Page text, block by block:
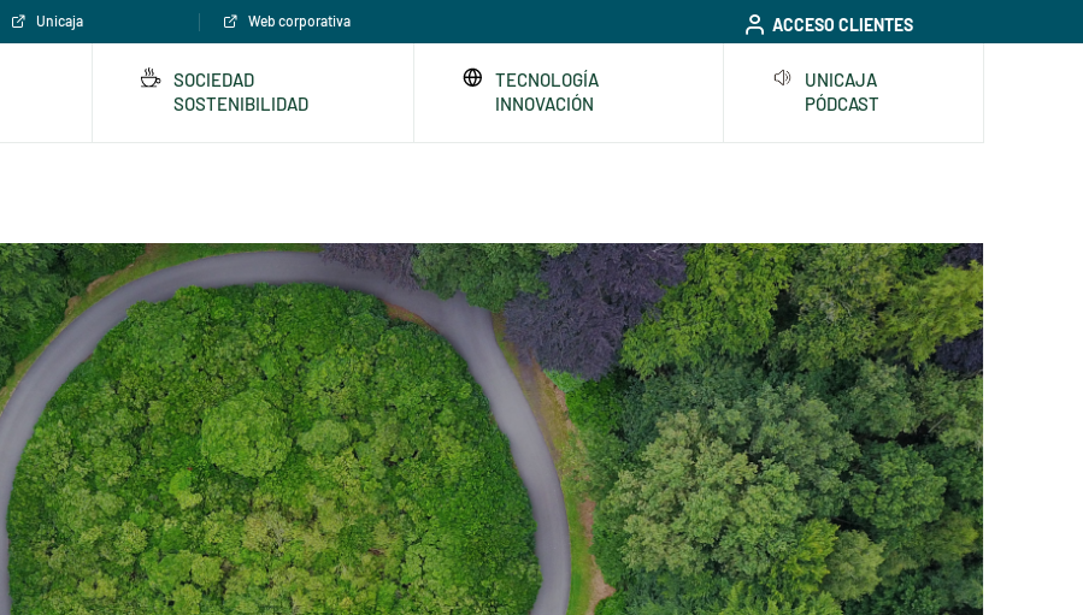
Unicaja Web corporativa ACCESO CLIENTES
SOCIEDAD
SOSTENIBILIDAD
TECNOLOGÍA
INNOVACIÓN
UNICAJA
PÓDCAST